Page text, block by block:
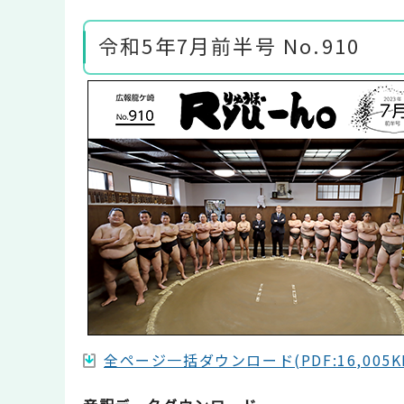
令和5年7月前半号 No.910
全ページ一括ダウンロード